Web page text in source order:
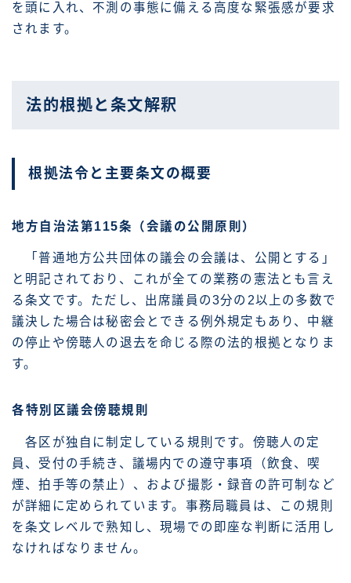
を頭に入れ、不測の事態に備える高度な緊張感が要求
されます。
法的根拠と条文解釈
根拠法令と主要条文の概要
地方自治法第115条（会議の公開原則）
「普通地方公共団体の議会の会議は、公開とする」
と明記されており、これが全ての業務の憲法とも言え
る条文です。ただし、出席議員の3分の2以上の多数で
議決した場合は秘密会とできる例外規定もあり、中継
の停止や傍聴人の退去を命じる際の法的根拠となりま
す。
各特別区議会傍聴規則
各区が独自に制定している規則です。傍聴人の定
員、受付の手続き、議場内での遵守事項（飲食、喫
煙、拍手等の禁止）、および撮影・録音の許可制など
が詳細に定められています。事務局職員は、この規則
を条文レベルで熟知し、現場での即座な判断に活用し
なければなりません。